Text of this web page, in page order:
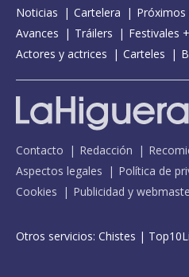
Noticias Cartelera
Avances
Tráilers
Festivales
Actores y actrices
Carteles
Contacto Redacción
Aspectos legales
Política de
Cookies
Publicidad y
Otros servicios: Chistes |